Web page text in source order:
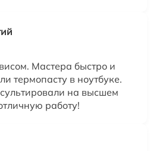
Мастера быстро и
термопасту в ноутбуке.
на высшем
работу!